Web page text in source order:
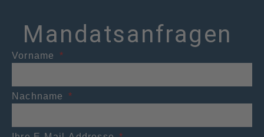
Mandatsanfragen
Vorname
Nachname